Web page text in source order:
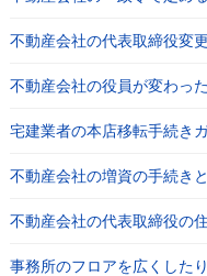
不動産会社の代表取締役変
不動産会社の役員が変わっ
宅建業者の本店移転手続き
不動産会社の増資の手続き
不動産会社の代表取締役の
事務所のフロアを広くした